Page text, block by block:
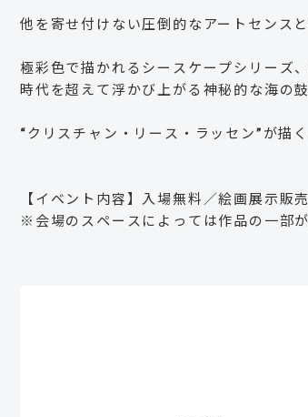
他を寄せ付けない圧倒的なアートセンス
極彩色で描かれるシースケープシリーズ
時代を超えて浮かび上がる神秘的な海の
“クリスチャン・リース・ラッセン”が描
【イベント内容】入場無料／絵画展示販
※会場のスペースによっては作品の一部